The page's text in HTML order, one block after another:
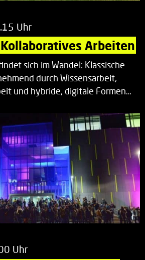
Uhr
Arbeiten
sich im Wandel: Klassische
durch Wissensarbeit,
und hybride, digitale Formen…
Uhr